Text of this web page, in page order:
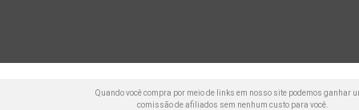
Quando você compra por meio de links em nosso site podemos ganhar
comissão de afiliados sem nenhum custo para você.